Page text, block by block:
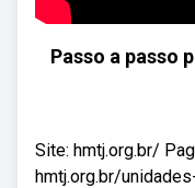
Passo a passo
Site: hmtj.org.br/
hmtj.org.br/